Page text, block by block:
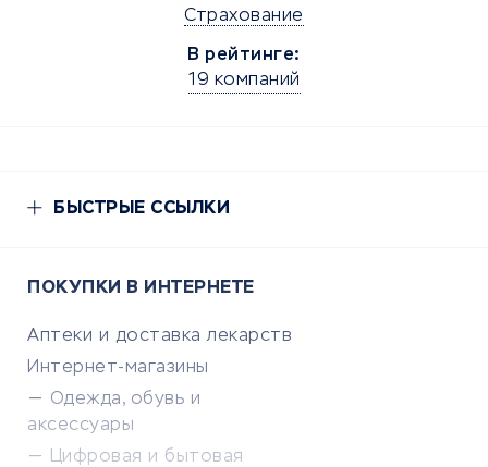
Страхование
В рейтинге:
19 компаний
БЫСТРЫЕ ССЫЛКИ
ПОКУПКИ В ИНТЕРНЕТЕ
Аптеки и доставка лекарств
Интернет-магазины
Одежда, обувь и
аксессуары
Цифровая и бытовая